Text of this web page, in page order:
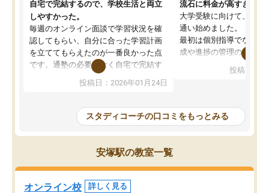
自宅で完結するので、学校生活と両立
しやすかった。
毎週のオンライン面談で学習状況を確
認してもらい、自分に合った学習計画
を立ててもらえたのが一番良かった点
です。通塾の必要がなく自宅で完結す
たです。コーチが現役大学生で相談し
安も気軽に話せました。勉強習慣が身
についたと感じています。また、チャ
ットで質問できるのも便利でした。一
人では迷いがちだった受験勉強を、最
だと思います。
投稿日：2026年01月24日
流石に料金が高すぎる
大学受験に向けて、高2
通い始めました。
最初は個別指導でなく、
成や進捗の管理のみのコ
じ個別指導コースに変更
性が良くなかったです。
モチベーションが上がら
にやめてしまいました。
の方の予定が空いていな
投稿日：
スタディコーチの口コミをもっとみる
安塚駅の教室一覧
オンライン校 詳しく見る